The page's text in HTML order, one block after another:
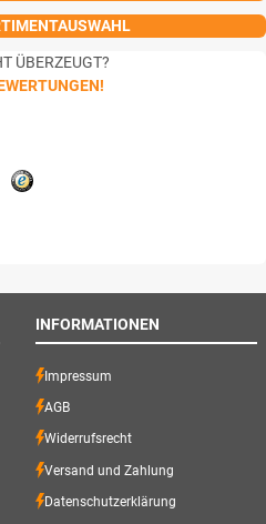
ÜBERZEUGT?
INFORMATIONEN
Impressum
AGB
Widerrufsrecht
Versand und Zahlung
Datenschutzerklärung